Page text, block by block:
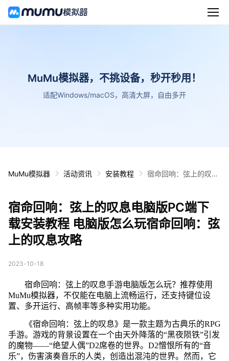
MuMu模拟器，不挑设备，秒开秒用！
适配Windows/macOS，高清大屏，自由多开
MuMu模拟器 活动资讯 安装教程
宿命回响：弦上的叹息
回响：弦上的叹息攻略
宿命回响：弦上的叹息电脑版PC端下
载安装教程 电脑版怎么玩宿命回响：弦
上的叹息攻略
2023-10-18
宿命回响：弦上的叹息手游电脑版怎么玩？推荐使用
MuMu模拟器，不仅能在电脑上流畅运行，还支持键位设
置、多开运行、高帧率等多种实用功能。
《宿命回响：弦上的叹息》是一款主题为古典乐的RPG
手游。游戏的背景设置在一个由天外降落的“黑夜陨铁”引发
的魔物——“绝望人偶”D2席卷的世界。D2憎恨所有的“音
乐”，伤害演奏音乐的人类，创造出混沌的世界。然而，它